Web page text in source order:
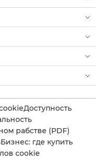
Доступность
рабстве (PDF)
Бизнес: где купить
cookie